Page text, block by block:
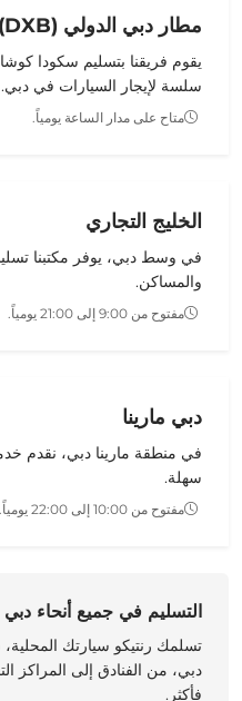
مطار دبي الدولي (DXB)
يقوم فريقنا بتسليم سكودا
سلسة لإيجار السيارات في دبي.
متاح على مدار الساعة يومياً.
الخليج التجاري
في وسط دبي، يوفر مكتبنا
والمساكن.
مفتوح من 9:00 إلى 21:00 يومياً.
دبي مارينا
في منطقة مارينا دبي، نقدم
سهلة.
مفتوح من 10:00 إلى 22:00 يومياً.
التسليم في جميع أنحاء دبي
تسلمك رنتيكو سيارتك المحلية،
دبي
فأكثر.